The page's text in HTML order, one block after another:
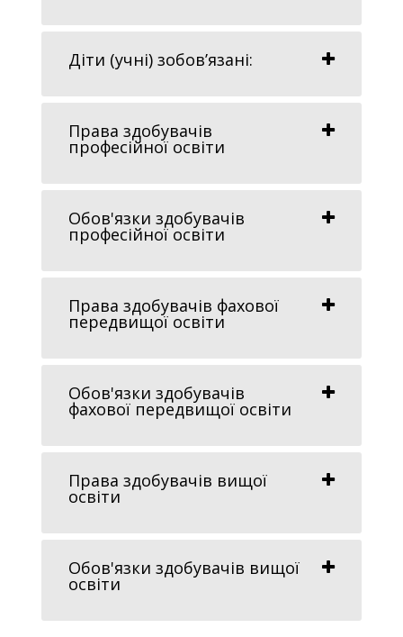
Діти (учні) зобов’язані:
Права здобувачів
професійної освіти
Обов'язки здобувачів
професійної освіти
Права здобувачів фахової
передвищої освіти
Обов'язки здобувачів
фахової передвищої освіти
Права здобувачів вищої
освіти
Обов'язки здобувачів вищої
освіти